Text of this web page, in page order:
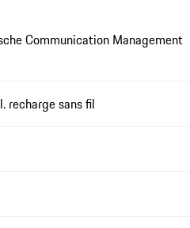
Communication Management
recharge sans fil